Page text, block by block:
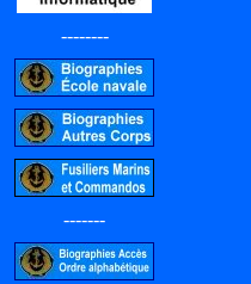
--------
-------